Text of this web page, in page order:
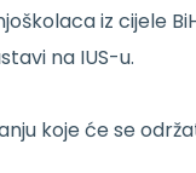
iz cijele
na IUS-u.
koje će se